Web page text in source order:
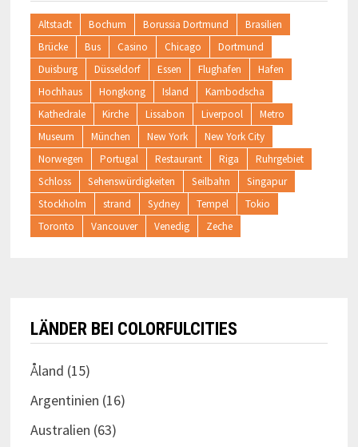
Altstadt Bochum Borussia Dortmund
Brasilien
Brücke
Bus Casino Chicago
Dortmund
Duisburg
Düsseldorf Essen Flughafen
Hafen
Hochhaus
Hongkong Island
Kambodscha
Kathedrale
Kirche Lissabon Liverpool
Metro
Museum
München New York
New York City
Norwegen
Portugal Restaurant Riga
Ruhrgebiet
Schloss
Sehenswürdigkeiten Seilbahn
Singapur
Stockholm
strand Sydney Tempel
Tokio
Toronto
Vancouver Venedig Zeche
LÄNDER BEI COLORFULCITIES
Åland (15)
Argentinien (16)
Australien (63)